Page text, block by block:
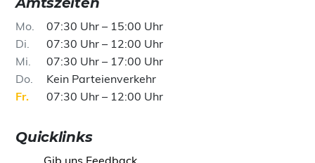
Mo
07:30 Uhr – 15:00 Uhr
Di
07:30 Uhr – 12:00 Uhr
Mi
07:30 Uhr – 17:00 Uhr
Do
Kein Parteienverkehr
Fr
07:30 Uhr – 12:00 Uhr
Quicklinks